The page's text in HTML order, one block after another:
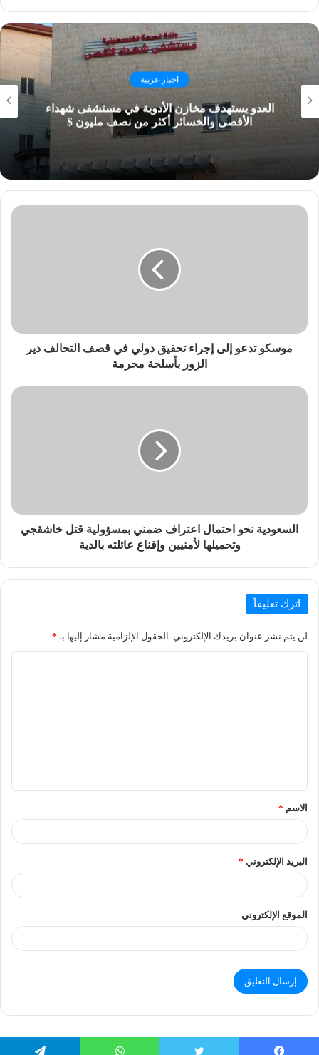
اخبار عربية
العدو يستهدف مخازن الأدوية في مستشفى شهداء
الأقصى والخسائر أكثر من نصف مليون $
موسكو تدعو إلى إجراء تحقيق دولي في قصف التحالف دير
الزور بأسلحة محرمة
السعودية نحو احتمال اعتراف ضمني بمسؤولية قتل خاشقجي
وتحميلها لأمنيين وإقناع عائلته بالدية
اترك تعليقاً
لن يتم نشر عنوان بريدك الإلكتروني. الحقول الإلزامية مشار إليها بـ *
الاسم *
البريد الإلكتروني *
الموقع الإلكتروني